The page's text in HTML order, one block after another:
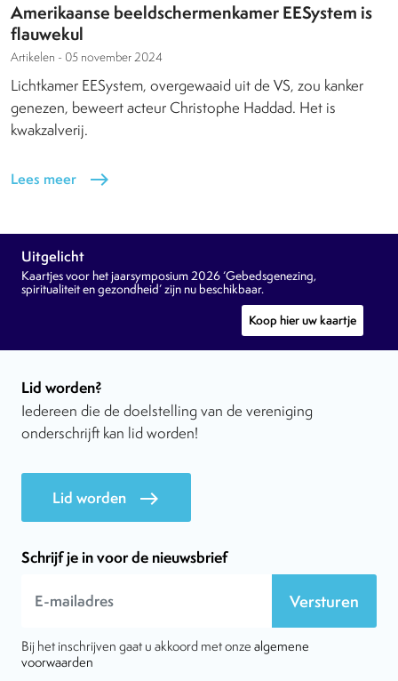
Amerikaanse beeldschermenkamer EESystem is
flauwekul
Artikelen - 05 november 2024
Lichtkamer EESystem, overgewaaid uit de VS, zou kanker
genezen, beweert acteur Christophe Haddad. Het is
kwakzalverij.
Lees meer east
Uitgelicht
Kaartjes voor het jaarsymposium 2026 ‘Gebedsgenezing,
spiritualiteit en gezondheid’ zijn nu beschikbaar.
Koop hier uw kaartje
Lid worden?
Iedereen die de doelstelling van de vereniging
onderschrijft kan lid worden!
Lid worden east
Schrijf je in voor de nieuwsbrief
Versturen
Bij het inschrijven gaat u akkoord met onze algemene
voorwaarden